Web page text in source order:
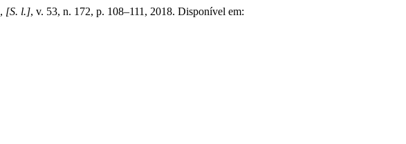
, [S. l.], v. 53, n. 172, p. 108–111, 2018. Disponível em: